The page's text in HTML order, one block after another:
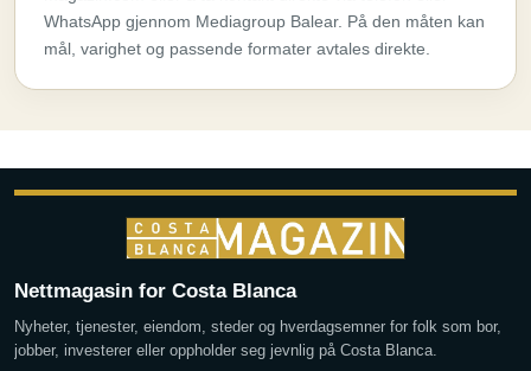
WhatsApp gjennom Mediagroup Balear. På den måten kan
mål, varighet og passende formater avtales direkte.
Nettmagasin for Costa Blanca
Nyheter, tjenester, eiendom, steder og hverdagsemner for folk som bor,
jobber, investerer eller oppholder seg jevnlig på Costa Blanca.